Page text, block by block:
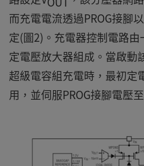
而充電電流透過PROG接腳
定(圖2)。充電器控制電路
定電壓放大器組成。當啟動
超級電容組充電時，最初定
用，並伺服PROG接腳電壓